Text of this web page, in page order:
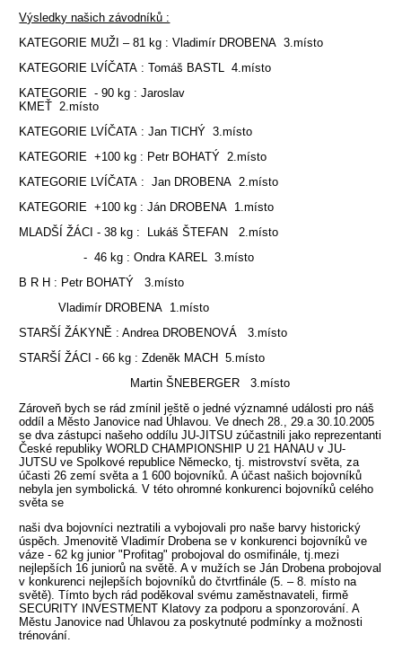
Výsledky našich závodníků :
KATEGORIE MUŽI – 81 kg : Vladimír DROBENA 3.místo
KATEGORIE LVÍČATA : Tomáš BASTL 4.místo
KATEGORIE - 90 kg : Jaroslav
KMEŤ 2.místo
KATEGORIE LVÍČATA : Jan TICHÝ 3.místo
KATEGORIE +100 kg : Petr BOHATÝ 2.místo
KATEGORIE LVÍČATA : Jan DROBENA 2.místo
KATEGORIE +100 kg : Ján DROBENA 1.místo
MLADŠÍ ŽÁCI - 38 kg : Lukáš ŠTEFAN 2.místo
- 46 kg : Ondra KAREL 3.místo
B R H : Petr BOHATÝ 3.místo
Vladimír DROBENA 1.místo
STARŠÍ ŽÁKYNĚ : Andrea DROBENOVÁ 3.místo
STARŠÍ ŽÁCI - 66 kg : Zdeněk MACH 5.místo
Martin ŠNEBERGER 3.místo
Zároveň bych se rád zmínil ještě o jedné významné události pro náš
oddíl a Město Janovice nad Úhlavou. Ve dnech 28., 29.a 30.10.2005
se dva zástupci našeho oddílu JU-JITSU zúčastnili jako reprezentanti
České republiky WORLD CHAMPIONSHIP U 21 HANAU v JU-
JUTSU ve Spolkové republice Německo, tj. mistrovství světa, za
účasti 26 zemí světa a 1 600 bojovníků. A účast našich bojovníků
nebyla jen symbolická. V této ohromné konkurenci bojovníků celého
světa se
naši dva bojovníci neztratili a vybojovali pro naše barvy historický
úspěch. Jmenovitě Vladimír Drobena se v konkurenci bojovníků ve
váze - 62 kg junior "Profitag" probojoval do osmifinále, tj.mezi
nejlepších 16 juniorů na světě. A v mužích se Ján Drobena probojoval
v konkurenci nejlepších bojovníků do čtvrtfinále (5. – 8. místo na
světě). Tímto bych rád poděkoval svému zaměstnavateli, firmě
SECURITY INVESTMENT Klatovy za podporu a sponzorování. A
Městu Janovice nad Úhlavou za poskytnuté podmínky a možnosti
trénování.